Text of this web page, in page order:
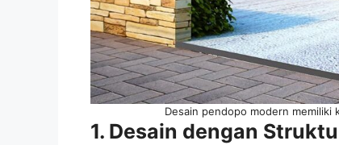
Desain pendopo modern memiliki
1. Desain dengan